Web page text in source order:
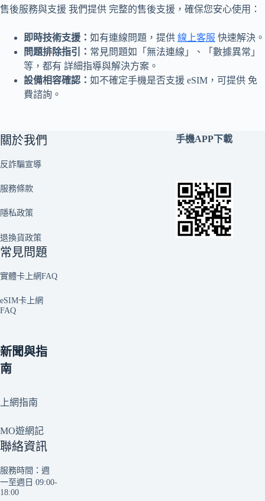
售後服務與支援 我們提供 完整的售後支援，確保您安心使用：
即時技術支援： 如有連線問題，提供 線上客服 快速解決。
問題排除指引： 常見問題如「無法連線」、「數據異常」
等，都有 詳細指導與解決方案。
設備相容確認： 如不確定手機是否支援 eSIM，可提供 免
費諮詢。
關於我們
反詐騙宣導
服務條款
隱私政策
退換貨政策
常見問題
實體卡上網FAQ
eSIM卡上網
FAQ
新聞與指
南
上網指南
MO遊網記
聯絡資訊
服務時間：週
一至週日 09:00-
18:00
手機APP下載